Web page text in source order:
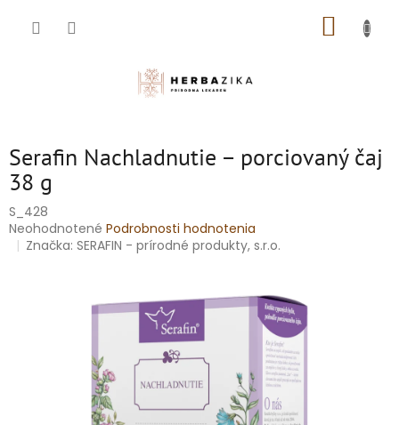
Serafin Nachladnutie – porciovaný čaj
38 g
S_428
Priemerné
hodnotenie
Neohodnotené Podrobnosti hodnotenia
Značka:SERAFIN - prírodné produkty, s.r.o.